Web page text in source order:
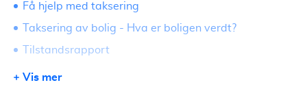
Få hjelp med taksering
Taksering av bolig - Hva er boligen verdt?
Tilstandsrapport
Reklamasjonsrapport
Vis mer